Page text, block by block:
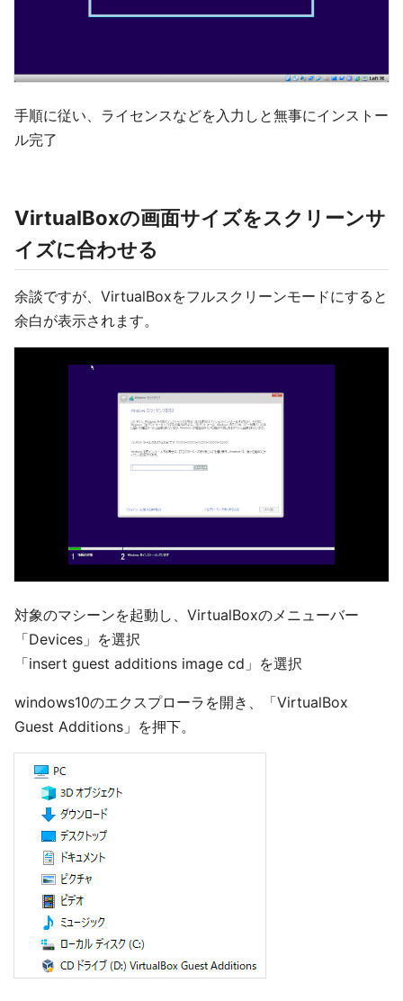
手順に従い、ライセンスなどを入力しと無事にインストー
ル完了
VirtualBoxの画面サイズをスクリーンサ
イズに合わせる
余談ですが、VirtualBoxをフルスクリーンモードにすると
余白が表示されます。
対象のマシーンを起動し、VirtualBoxのメニューバー
「Devices」を選択
「insert guest additions image cd」を選択
windows10のエクスプローラを開き、「VirtualBox
Guest Additions」を押下。